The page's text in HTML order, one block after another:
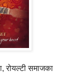
रोयल्टी समाजका